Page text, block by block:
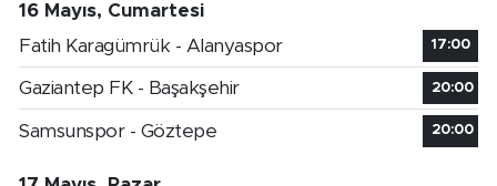
16 Mayıs, Cumartesi
Fatih Karagümrük - Alanyaspor
17:00
Gaziantep FK - Başakşehir 20:00
Samsunspor - Göztepe 20:00